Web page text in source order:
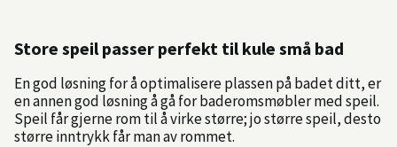
Store speil passer perfekt til kule små bad
En god løsning for å optimalisere plassen på badet ditt, er
en annen god løsning å gå for baderomsmøbler med speil.
Speil får gjerne rom til å virke større; jo større speil, desto
større inntrykk får man av rommet.